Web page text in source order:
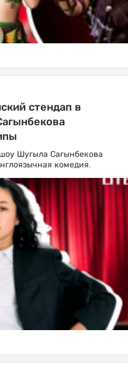
стендап в
Шугыла Сагынбекова
комедия.